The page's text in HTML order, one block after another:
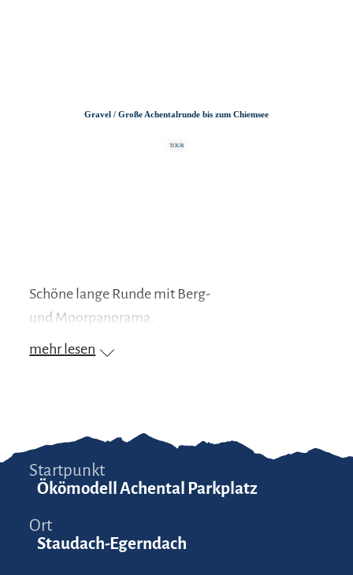
Gravel / Große Achentalrunde bis zum Chiemsee
TOUR
Schöne lange Runde mit Berg-
und Moorpanorama.
mehr lesen
Startpunkt
Ökömodell Achental Parkplatz
Ort
Staudach-Egerndach